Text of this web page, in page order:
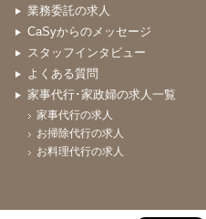
業務委託の求人
CaSyからのメッセージ
スタッフインタビュー
よくある質問
家事代行･家政婦の求人一覧
家事代行の求人
お掃除代行の求人
お料理代行の求人